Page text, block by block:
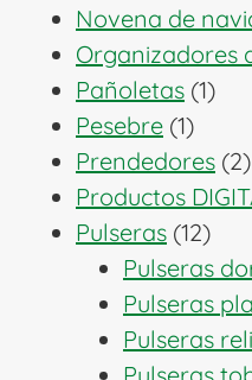
Novena de
Organizadores
Pañoletas 11
Pesebre 11
Prendedores 22
Productos
Pulseras 1212
Pulseras
Pulseras
Pulseras